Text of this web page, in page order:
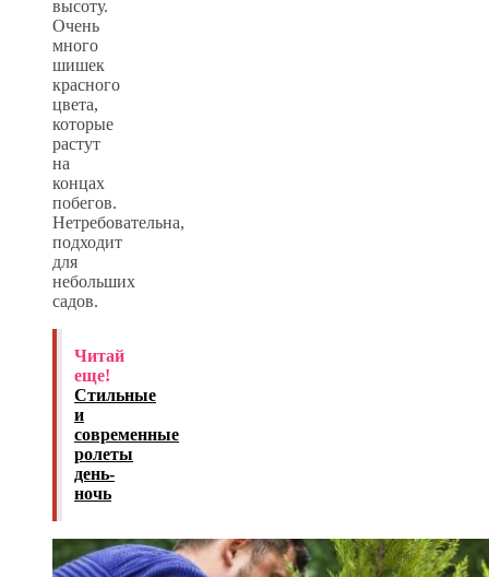
высоту.
Очень
много
шишек
красного
цвета,
которые
растут
на
концах
побегов.
Нетребовательна,
подходит
для
небольших
садов.
Читай
еще!
Стильные
и
современные
ролеты
день-
ночь